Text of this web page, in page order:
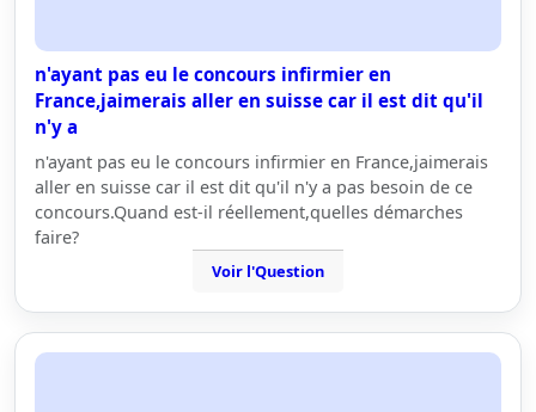
n'ayant pas eu le concours infirmier en
France,jaimerais aller en suisse car il est dit qu'il
n'y a
n'ayant pas eu le concours infirmier en France,jaimerais
aller en suisse car il est dit qu'il n'y a pas besoin de ce
concours.Quand est-il réellement,quelles démarches
faire?
Voir l'Question